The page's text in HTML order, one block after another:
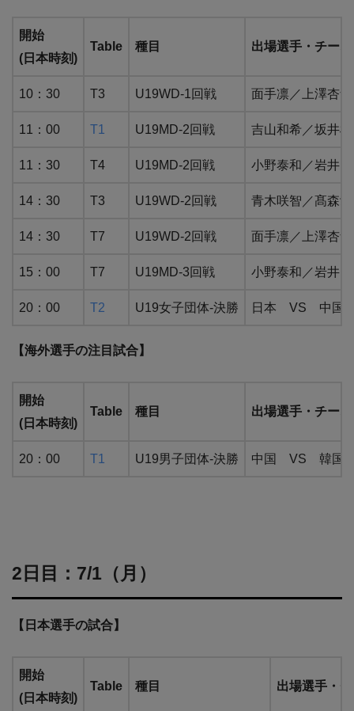
開始
(日本時刻)
Table 種目 出場選手・チーム
10：30 T3 U19WD-1回戦 面手凛／上澤杏
11：00 T1 U19MD-2回戦 吉山和希／坂井
11：30 T4 U19MD-2回戦 小野泰和／岩井
14：30 T3 U19WD-2回戦 青木咲智／髙森
14：30 T7 U19WD-2回戦 面手凛／上澤杏
15：00 T7 U19MD-3回戦 小野泰和／岩井
20：00 T2 U19女子団体-決勝 日本 VS 中国
【海外選手の注目試合】
開始
(日本時刻)
Table 種目 出場選手・チーム
20：00 T1 U19男子団体-決勝 中国 VS 韓国
2日目：7/1（月）
【日本選手の試合】
開始
(日本時刻)
Table 種目 出場選手・